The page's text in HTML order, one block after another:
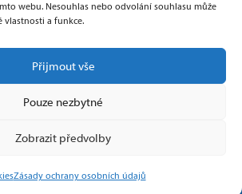
webu. Nesouhlas nebo odvolání souhlasu může
a funkce.
Přijmout vše
Pouze nezbytné
Zobrazit předvolby
Zásady ochrany osobních údajů
Sledujte nás